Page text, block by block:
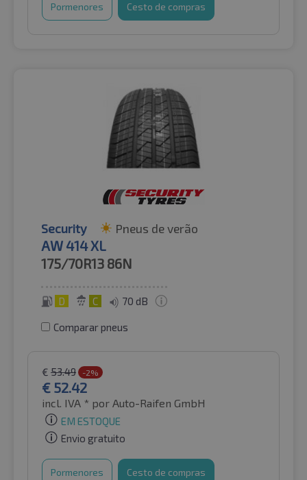
Pormenores Cesto de compras
Security Pneus de verão
AW 414 XL
175/70R13 86N
D C 70 dB
Comparar pneus
€ 53.49 -2%
€ 52.42
incl. IVA * por Auto-Raifen GmbH
EM ESTOQUE
Envio gratuito
Pormenores Cesto de compras